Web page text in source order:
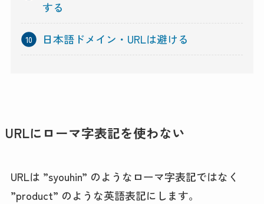
する
日本語ドメイン・URLは避ける
URLにローマ字表記を使わない
URLは ”syouhin” のようなローマ字表記ではなく
”product” のような英語表記にします。